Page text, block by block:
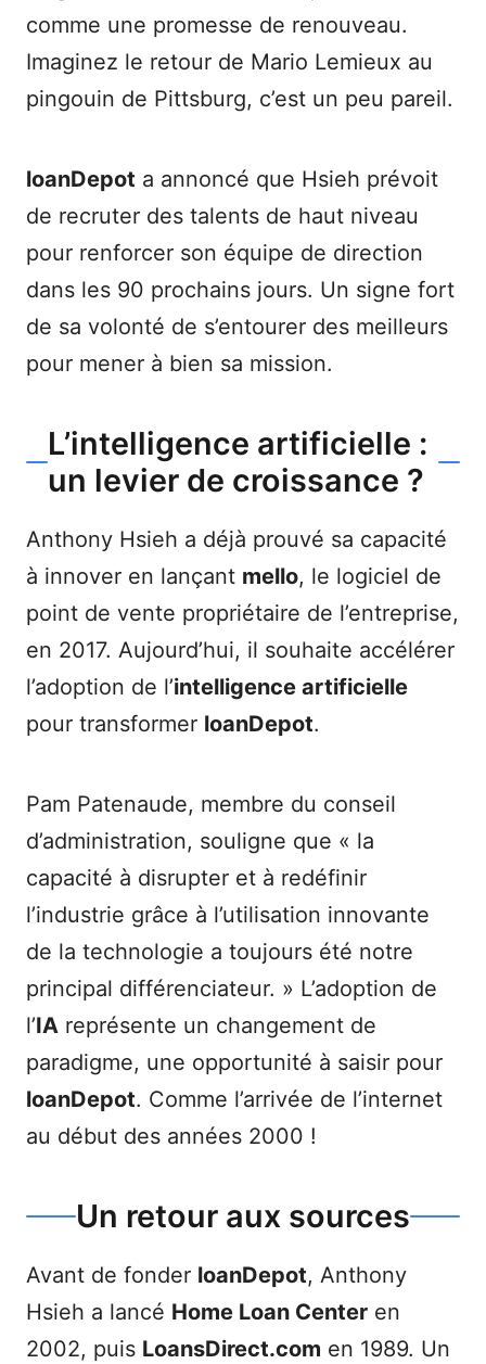
comme une promesse de renouveau.
Imaginez le retour de Mario Lemieux au
pingouin de Pittsburg, c’est un peu pareil.
loanDepot a annoncé que Hsieh prévoit
de recruter des talents de haut niveau
pour renforcer son équipe de direction
dans les 90 prochains jours. Un signe fort
de sa volonté de s’entourer des meilleurs
pour mener à bien sa mission.
L’intelligence artificielle :
un levier de croissance ?
Anthony Hsieh a déjà prouvé sa capacité
à innover en lançant mello, le logiciel de
point de vente propriétaire de l’entreprise,
en 2017. Aujourd’hui, il souhaite accélérer
l’adoption de l’intelligence artificielle
pour transformer loanDepot.
Pam Patenaude, membre du conseil
d’administration, souligne que « la
capacité à disrupter et à redéfinir
l’industrie grâce à l’utilisation innovante
de la technologie a toujours été notre
principal différenciateur. » L’adoption de
l’IA représente un changement de
paradigme, une opportunité à saisir pour
loanDepot. Comme l’arrivée de l’internet
au début des années 2000 !
Un retour aux sources
Avant de fonder loanDepot, Anthony
Hsieh a lancé Home Loan Center en
2002, puis LoansDirect.com en 1989. Un